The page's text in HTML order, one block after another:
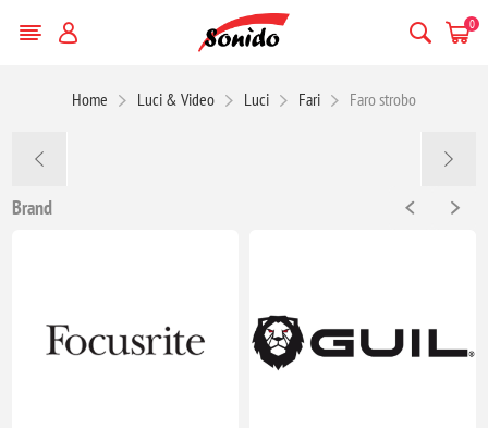
0
Home Luci & Video Luci Fari Faro strobo
Brand